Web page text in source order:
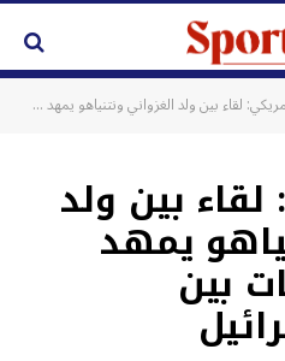
بين ولد الغزواني ونتنياهو يمهد لتطبيع العلاقات بين موريتانيا وإسرائيل
بين ولد
يمهد
بين